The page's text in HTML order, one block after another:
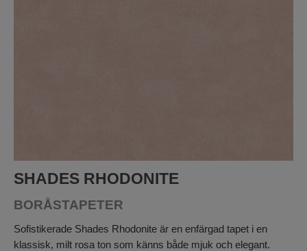
SHADES RHODONITE
BORÅSTAPETER
Sofistikerade Shades Rhodonite är en enfärgad tapet i en
klassisk, milt rosa ton som känns både mjuk och elegant.